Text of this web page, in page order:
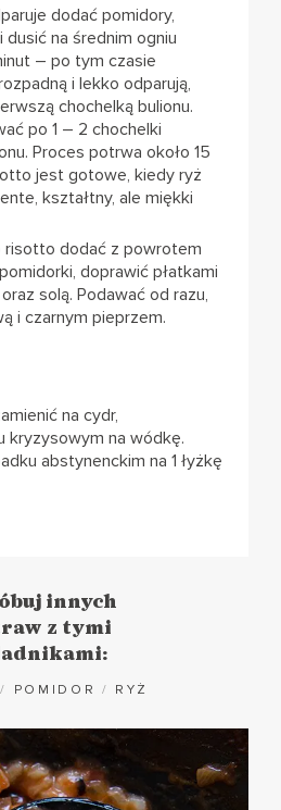
dodać pomidory,
na średnim ogniu
– po tym czasie
i lekko odparują,
chochelką bulionu.
po 1 – 2 chochelki
Proces potrwa około 15
jest gotowe, kiedy ryż
kształtny, ale miękki
dodać z powrotem
doprawić płatkami
solą. Podawać od razu,
i czarnym pieprzem.
na cydr,
kryzysowym na wódkę.
abstynenckim na 1 łyżkę
innych
z tymi
/ POMIDOR / RYŻ